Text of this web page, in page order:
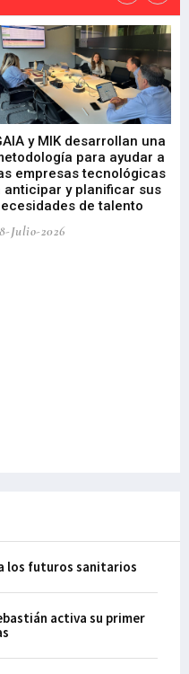
y MIK desarrollan una
para ayudar a
empresas tecnológicas
anticipar y planificar sus
de talento
Julio-2026
los futuros sanitarios
activa su primer